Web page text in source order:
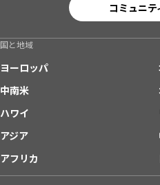
コミュニテ
国と地域
ヨーロッパ
中南米
ハワイ
アジア
アフリカ